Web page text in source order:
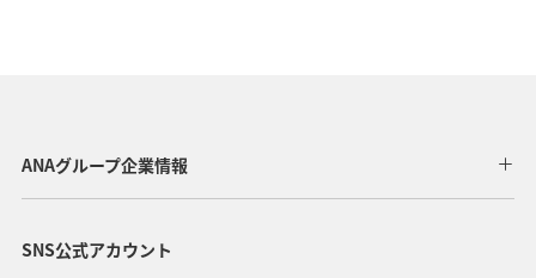
ANAグループ企業情報
SNS公式アカウント